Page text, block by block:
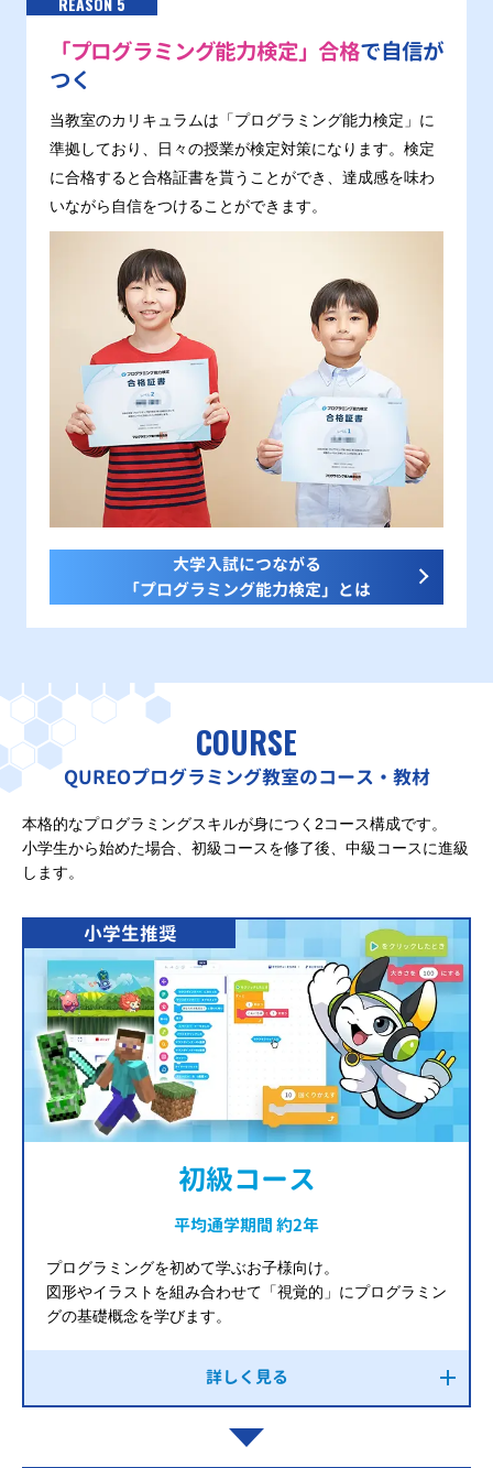
「プログラミング能力検定」合格で自信が
つく
当教室のカリキュラムは「プログラミング能力検定」に
準拠しており、日々の授業が検定対策になります。検定
に合格すると合格証書を貰うことができ、達成感を味わ
いながら自信をつけることができます。
大学入試につながる
「プログラミング能力検定」とは
COURSE
QUREOプログラミング教室のコース・教材
本格的なプログラミングスキルが身につく2コース構成です。
小学生から始めた場合、初級コースを修了後、中級コースに進級
します。
小学生推奨
初級コース
平均通学期間 約2年
プログラミングを初めて学ぶお子様向け。
図形やイラストを組み合わせて「視覚的」にプログラミン
グの基礎概念を学びます。
詳しく見る